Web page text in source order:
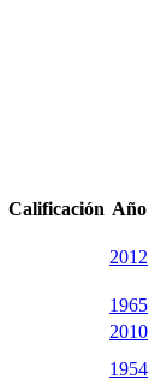
Calificación Año
2012
1965
2010
1954